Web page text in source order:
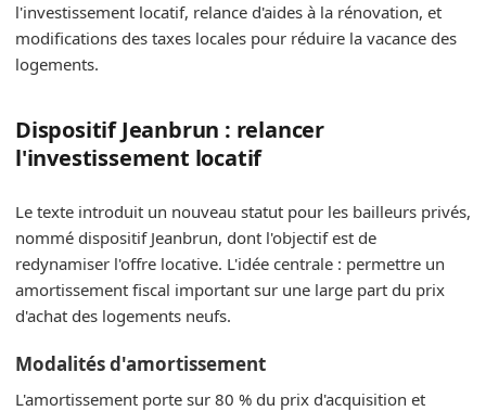
l'investissement locatif, relance d'aides à la rénovation, et
modifications des taxes locales pour réduire la vacance des
logements.
Dispositif Jeanbrun : relancer
l'investissement locatif
Le texte introduit un nouveau statut pour les bailleurs privés,
nommé dispositif Jeanbrun, dont l'objectif est de
redynamiser l'offre locative. L'idée centrale : permettre un
amortissement fiscal important sur une large part du prix
d'achat des logements neufs.
Modalités d'amortissement
L'amortissement porte sur 80 % du prix d'acquisition et